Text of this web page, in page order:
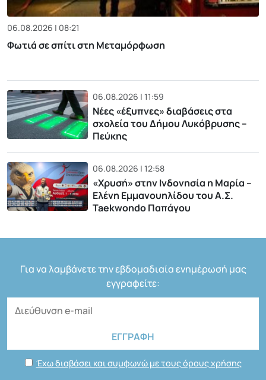
06.08.2026 | 08:21
Φωτιά σε σπίτι στη Μεταμόρφωση
06.08.2026 | 11:59
Νέες «έξυπνες» διαβάσεις στα
σχολεία του Δήμου Λυκόβρυσης –
Πεύκης
06.08.2026 | 12:58
«Χρυσή» στην Ινδονησία η Μαρία –
Ελένη Εμμανουηλίδου του Α.Σ.
Taekwondo Παπάγου
Για να λαμβάνετε την εβδομαδιαία ενημέρωσή μας
εγγραφείτε:
Έχω διαβάσει και συμφωνώ με τους όρους χρήσης